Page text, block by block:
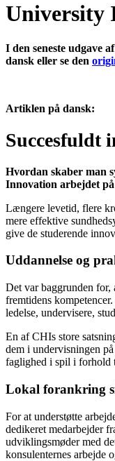
University
I den seneste udgave af
dansk eller se den
Artiklen på dansk:
Succesfuldt
Hvordan skaber man
Innovation arbejdet
Længere levetid, flere
mere effektive
give de studerende
Uddannelse og
Det var baggrunden
fremtidens
ledelse, undervisere,
En af CHIs store
dem i undervisningen
faglighed i spil i forhold
Lokal forankring
For at understøtte
dedikeret medarbejder
udviklingsmøder med
konsulenternes arbejde